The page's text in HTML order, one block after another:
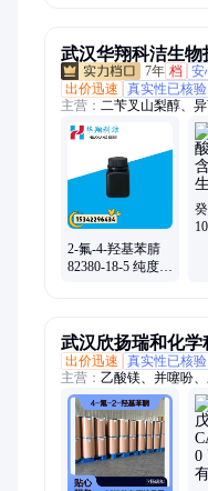
武汉华翔科洁生物
7年 档 安
出价迅速
真实性已核验
主营： 二苄叉山梨醇、
氟丙烯二聚体、六氟环
2-氟-4-羟基苯腈
82380-18-5 纯度
武汉欣扬瑞和化学
出价迅速
真实性已核验
主营： 乙酸镁、并噻吩、
硫酸锂、二乙烯、硫酸
赖氨酸、多佐胺、咯菌
异恶唑、喹啉黄、庚二